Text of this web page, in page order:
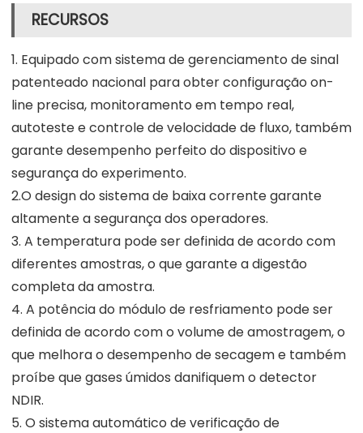
RECURSOS
1. Equipado com sistema de gerenciamento de sinal
patenteado nacional para obter configuração on-
line precisa, monitoramento em tempo real,
autoteste e controle de velocidade de fluxo, também
garante desempenho perfeito do dispositivo e
segurança do experimento.
2.O design do sistema de baixa corrente garante
altamente a segurança dos operadores.
3. A temperatura pode ser definida de acordo com
diferentes amostras, o que garante a digestão
completa da amostra.
4. A potência do módulo de resfriamento pode ser
definida de acordo com o volume de amostragem, o
que melhora o desempenho de secagem e também
proíbe que gases úmidos danifiquem o detector
NDIR.
5. O sistema automático de verificação de